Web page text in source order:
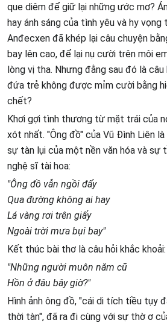
que diêm để giữ lại những ước mơ?
hay ánh sáng của tình yêu và hy
Anđecxen đã khép lại câu chuyện
bay lên cao, để lại nụ cười trên môi
lòng vị tha. Nhưng đằng sau đó là
đứa trẻ không được mỉm cười bằng
chết?
Khơi gợi tình thương từ mặt trái của
xót nhất. "Ông đồ" của Vũ Đình Liên
sự tàn lụi của một nền văn hóa và sự
nghệ sĩ tài hoa:
"Ông đồ vẫn ngồi đấy
Qua đường không ai hay
Lá vàng rơi trên giấy
Ngoài trời mưa bụi bay"
Kết thúc bài thơ là câu hỏi khắc khoải:
"Những người muôn năm cũ
Hồn ở đâu bây giờ?"
Hình ảnh ông đồ, "cái di tích tiều tụy
thời tàn", đã ra đi cùng với sự thờ ơ